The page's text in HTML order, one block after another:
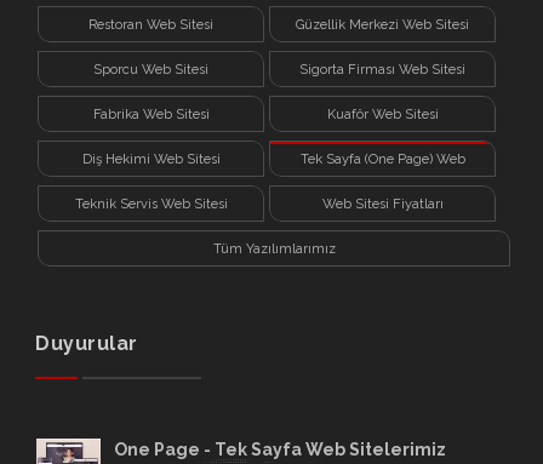
Restoran Web Sitesi Güzellik Merkezi Web Sitesi
Sporcu Web Sitesi Sigorta Firması Web Sitesi
Fabrika Web Sitesi Kuaför Web Sitesi
Diş Hekimi Web Sitesi Tek Sayfa (One Page) Web
Sitesi
Teknik Servis Web Sitesi Web Sitesi Fiyatları
Tüm Yazılımlarımız
Duyurular
One Page - Tek Sayfa Web Sitelerimiz